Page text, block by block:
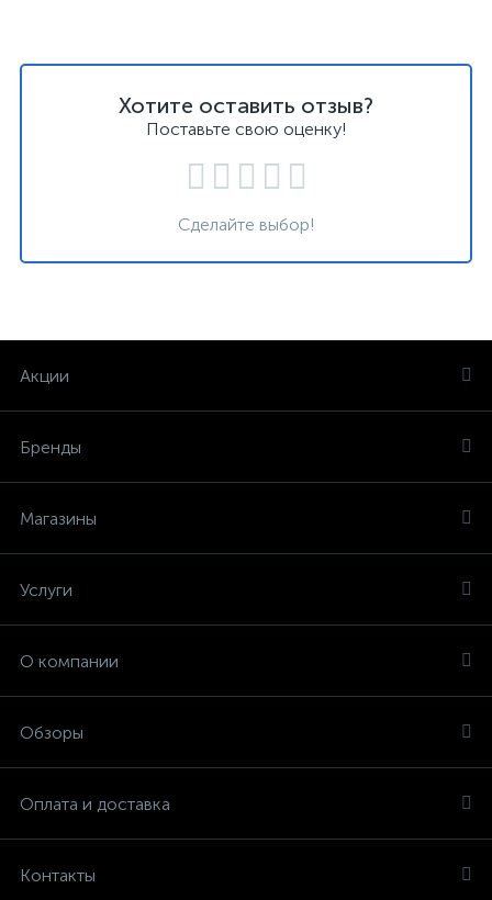
Хотите оставить отзыв?
Поставьте свою оценку!
Сделайте выбор!
Акции
Бренды
Магазины
Услуги
О компании
Обзоры
Оплата и доставка
Контакты